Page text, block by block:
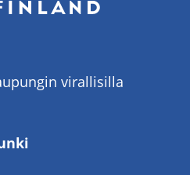
virallisilla